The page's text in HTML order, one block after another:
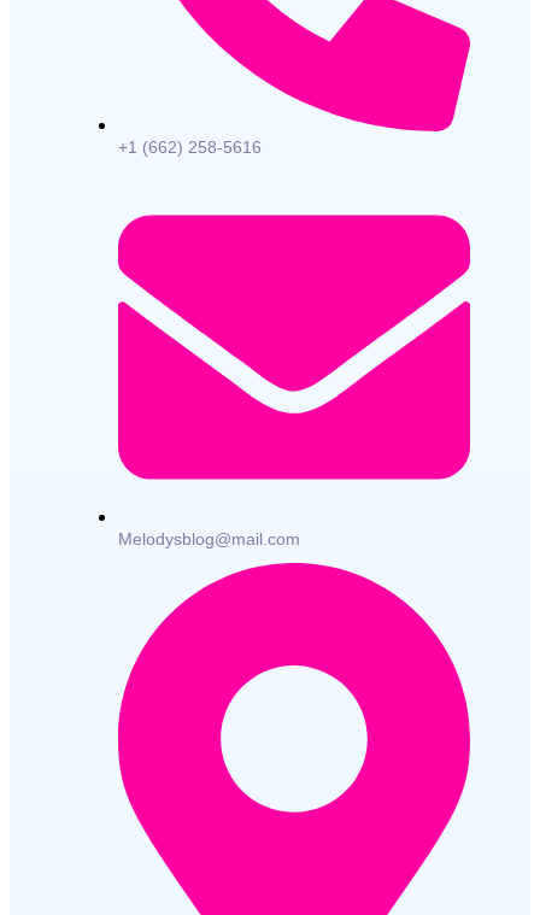
+1 (662) 258-5616
Melodysblog@mail.com